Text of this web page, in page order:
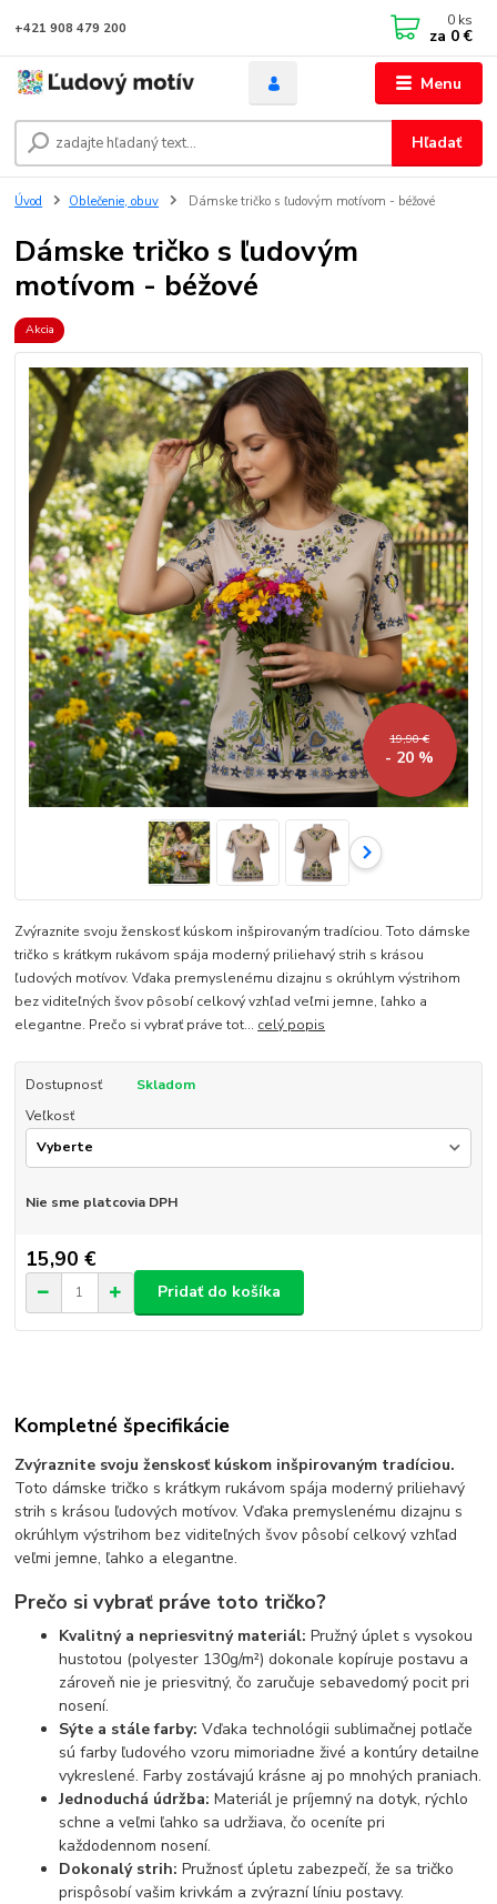
Menu
Hľadať
+421 908 479 200 0 ks
za 0 €
Úvod Oblečenie, obuv Dámske tričko s ľudovým motívom - béžové
Dámske tričko s ľudovým
motívom - béžové
Akcia
19,90 €
- 20 %
Zvýraznite svoju ženskosť kúskom inšpirovaným tradíciou. Toto dámske
tričko s krátkym rukávom spája moderný priliehavý strih s krásou
ľudových motívov. Vďaka premyslenému dizajnu s okrúhlym výstrihom
bez viditeľných švov pôsobí celkový vzhľad veľmi jemne, ľahko a
elegantne. Prečo si vybrať práve tot... celý popis
Dostupnosť
Skladom
Veľkosť
Nie sme platcovia DPH
15,90 €
Pridať do košíka
Kompletné špecifikácie
Zvýraznite svoju ženskosť kúskom inšpirovaným tradíciou.
Toto dámske tričko s krátkym rukávom spája moderný priliehavý
strih s krásou ľudových motívov. Vďaka premyslenému dizajnu s
okrúhlym výstrihom bez viditeľných švov pôsobí celkový vzhľad
veľmi jemne, ľahko a elegantne.
Prečo si vybrať práve toto tričko?
Kvalitný a nepriesvitný materiál: Pružný úplet s vysokou
hustotou (polyester 130g/m²) dokonale kopíruje postavu a
zároveň nie je priesvitný, čo zaručuje sebavedomý pocit pri
nosení.
Sýte a stále farby: Vďaka technológii sublimačnej potlače
sú farby ľudového vzoru mimoriadne živé a kontúry detailne
vykreslené. Farby zostávajú krásne aj po mnohých praniach.
Jednoduchá údržba: Materiál je príjemný na dotyk, rýchlo
schne a veľmi ľahko sa udržiava, čo oceníte pri
každodennom nosení.
Dokonalý strih: Pružnosť úpletu zabezpečí, že sa tričko
prispôsobí vašim krivkám a zvýrazní líniu postavy.